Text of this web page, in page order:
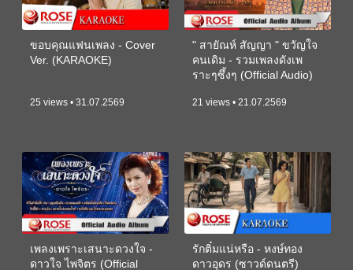
ขอบคุณแฟนเพลง - Cover
Ver. (KARAOKE)
25 views • 31.07.2569
" สายัณห์ สัญญา " ขวัญใจ
คนเดิม - รวมเพลงดังเพ
ราะๆซึ้งๆ (Official Audio)
21 views • 21.07.2569
เพลงเพราะเสนาะดวงใจ -
ดาวใจ ไพจิตร (Official
รักติ๋มแน่หรือ - หงษ์ทอง
ดาวอุดร (ซาวด์ดนตรี)